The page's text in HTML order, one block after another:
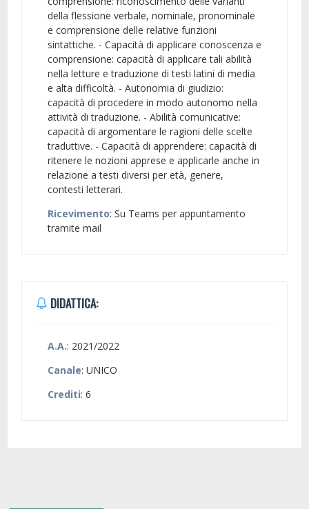
della flessione verbale, nominale, pronominale
e comprensione delle relative funzioni
sintattiche. - Capacità di applicare conoscenza e
comprensione: capacità di applicare tali abilità
nella letture e traduzione di testi latini di media
e alta difficoltà. - Autonomia di giudizio:
capacità di procedere in modo autonomo nella
attività di traduzione. - Abilità comunicative:
capacità di argomentare le ragioni delle scelte
traduttive. - Capacità di apprendere: capacità di
ritenere le nozioni apprese e applicarle anche in
relazione a testi diversi per età, genere,
contesti letterari.
Ricevimento: Su Teams per appuntamento
tramite mail
DIDATTICA:
A.A.: 2021/2022
Canale: UNICO
Crediti: 6